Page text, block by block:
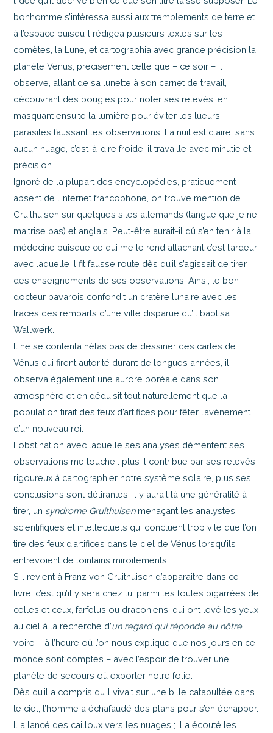
bonhomme s’intéressa aussi aux tremblements de terre et
à l’espace puisqu’il rédigea plusieurs textes sur les
comètes, la Lune, et cartographia avec grande précision la
planète Vénus, précisément celle que – ce soir – il
observe, allant de sa lunette à son carnet de travail,
découvrant des bougies pour noter ses relevés, en
masquant ensuite la lumière pour éviter les lueurs
parasites faussant les observations. La nuit est claire, sans
aucun nuage, c’est-à-dire froide, il travaille avec minutie et
précision.
Ignoré de la plupart des encyclopédies, pratiquement
absent de l’Internet francophone, on trouve mention de
Gruithuisen sur quelques sites allemands (langue que je ne
maitrise pas) et anglais. Peut-être aurait-il dû s’en tenir à la
médecine puisque ce qui me le rend attachant c’est l’ardeur
avec laquelle il fit fausse route dès qu’il s’agissait de tirer
des enseignements de ses observations. Ainsi, le bon
docteur bavarois confondit un cratère lunaire avec les
traces des remparts d’une ville disparue qu’il baptisa
Wallwerk.
Il ne se contenta hélas pas de dessiner des cartes de
Vénus qui firent autorité durant de longues années, il
observa également une aurore boréale dans son
atmosphère et en déduisit tout naturellement que la
population tirait des feux d’artifices pour fêter l’avènement
d’un nouveau roi.
L’obstination avec laquelle ses analyses démentent ses
observations me touche : plus il contribue par ses relevés
rigoureux à cartographier notre système solaire, plus ses
conclusions sont délirantes. Il y aurait là une généralité à
tirer, un syndrome Gruithuisenmenaçant les analystes,
scientifiques et intellectuels qui concluent trop vite que l’on
tire des feux d’artifices dans le ciel de Vénus lorsqu’ils
entrevoient de lointains miroitements.
S’il revient à Franz von Gruithuisen d’apparaitre dans ce
livre, c’est qu’il y sera chez lui parmi les foules bigarrées de
celles et ceux, farfelus ou draconiens, qui ont levé les yeux
au ciel à la recherche d’un regard qui réponde au nôtre,
voire – à l’heure où l’on nous explique que nos jours en ce
monde sont comptés – avec l’espoir de trouver une
planète de secours où exporter notre folie.
Dès qu’il a compris qu’il vivait sur une bille catapultée dans
le ciel, l’homme a échafaudé des plans pour s’en échapper.
Il a lancé des cailloux vers les nuages ; il a écouté les